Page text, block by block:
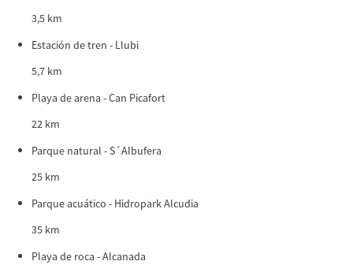
3,5 km
Estación de tren - Llubi
5,7 km
Playa de arena - Can Picafort
22 km
Parque natural - S´Albufera
25 km
Parque acuático - Hidropark Alcudia
35 km
Playa de roca - Alcanada